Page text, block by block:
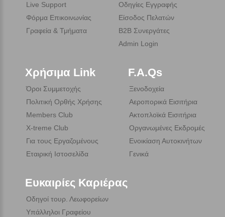
Live Support
Φόρμα Επικοινωνίας
Γραφεία & Τμήματα
Οδηγίες Εγγραφής
Είσοδος Πελατών
B2B Συνεργάτες
Admin Login
Χρήσιμα Link
Όροι Συμμετοχής
Πολιτική Ορθής Χρήσης
Members Club
X-treme Club
Για τους Εργαζομένους
Εταιρική Ιστοσελίδα
F.A.Qs
Ξενοδοχεία
Αεροπορικά Εισιτήρια
Ακτοπλοϊκά Εισιτήρια
Οργανωμένες Εκδρομές
Ενοικίαση Αυτοκινήτων
Γενικά
Ευκαιρίες Καριέρας
Οδηγοί τουρ. Λεωφορείων
Υπάλληλοι Γραφείου